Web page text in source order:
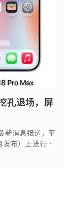
孔退场，屏
消息报道，苹
布）上进行重
始采用的 "灵